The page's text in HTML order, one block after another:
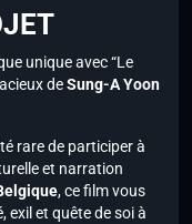
unique avec “Le
deSung-A Yoon
rare de participer à
et narration
, ce film vous
exil et quête de soi à